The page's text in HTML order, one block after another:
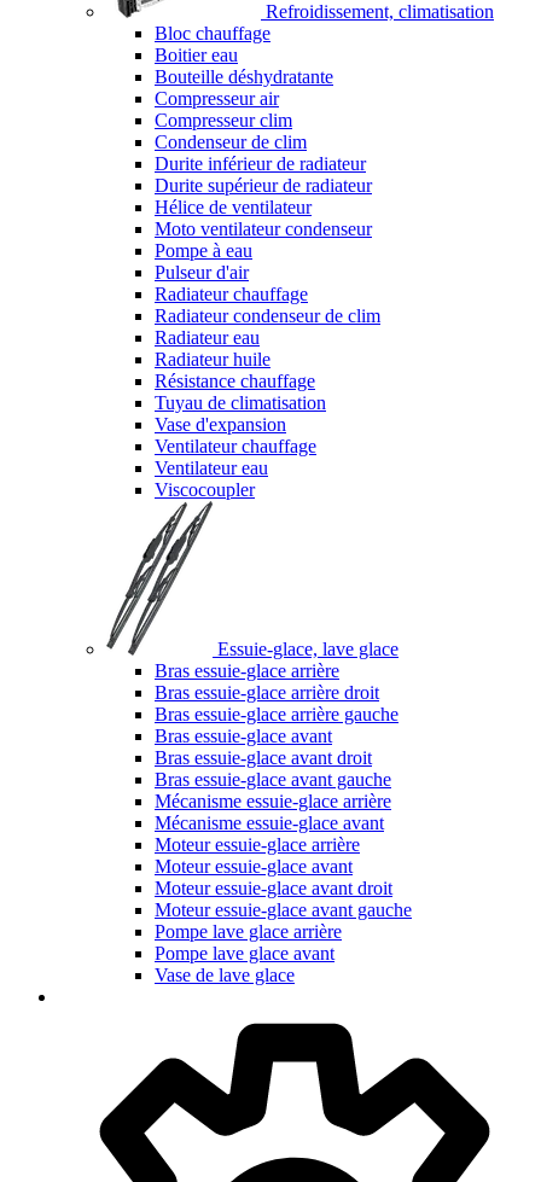
Refroidissement, climatisation
Bloc chauffage
Boitier eau
Bouteille déshydratante
Compresseur air
Compresseur clim
Condenseur de clim
Durite inférieur de radiateur
Durite supérieur de radiateur
Hélice de ventilateur
Moto ventilateur condenseur
Pompe à eau
Pulseur d'air
Radiateur chauffage
Radiateur condenseur de clim
Radiateur eau
Radiateur huile
Résistance chauffage
Tuyau de climatisation
Vase d'expansion
Ventilateur chauffage
Ventilateur eau
Viscocoupler
Essuie-glace, lave glace
Bras essuie-glace arrière
Bras essuie-glace arrière droit
Bras essuie-glace arrière gauche
Bras essuie-glace avant
Bras essuie-glace avant droit
Bras essuie-glace avant gauche
Mécanisme essuie-glace arrière
Mécanisme essuie-glace avant
Moteur essuie-glace arrière
Moteur essuie-glace avant
Moteur essuie-glace avant droit
Moteur essuie-glace avant gauche
Pompe lave glace arrière
Pompe lave glace avant
Vase de lave glace